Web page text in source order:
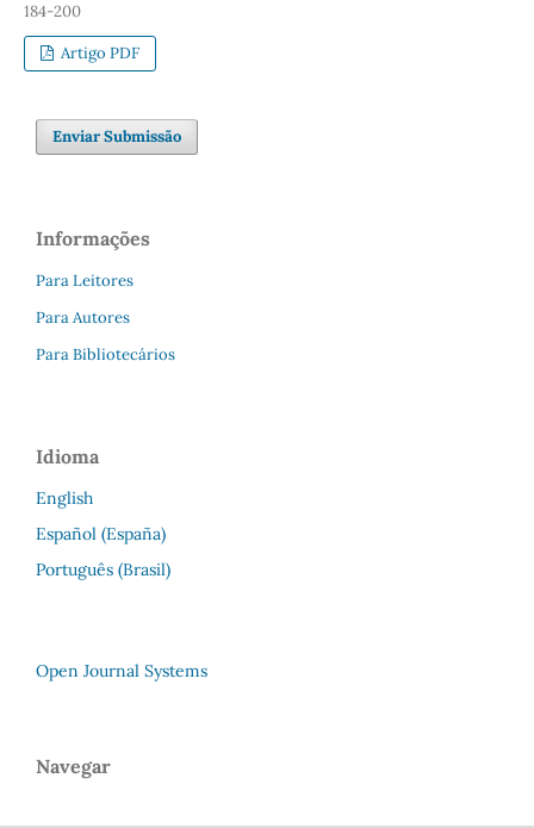
184-200
Artigo PDF
Enviar Submissão
Informações
Para Leitores
Para Autores
Para Bibliotecários
Idioma
English
Español (España)
Português (Brasil)
Open Journal Systems
Navegar